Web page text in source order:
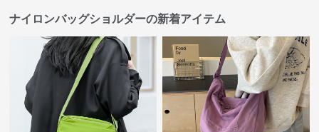
ナイロンバッグショルダーの新着アイテム